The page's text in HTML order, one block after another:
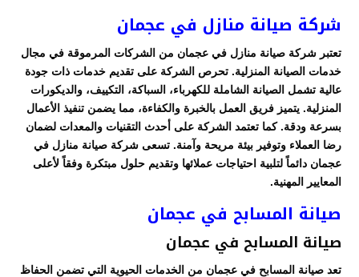
شركة صيانة منازل في عجمان
تعتبر شركة صيانة منازل في عجمان من الشركات المرموقة في مجال
خدمات الصيانة المنزلية. تحرص الشركة على تقديم خدمات ذات جودة
عالية تشمل الصيانة الشاملة للكهرباء، السباكة، التكييف، والديكورات
المنزلية. يتميز فريق العمل بالخبرة والكفاءة، مما يضمن تنفيذ الأعمال
بسرعة ودقة. كما تعتمد الشركة على أحدث التقنيات والمعدات لضمان
رضا العملاء وتوفير بيئة مريحة وآمنة. تسعى شركة صيانة منازل في
عجمان دائماً لتلبية احتياجات عملائها وتقديم حلول مبتكرة وفقاً لأعلى
المعايير المهنية.
صيانة المسابح في عجمان
صيانة المسابح في عجمان
تعد صيانة المسابح في عجمان من الخدمات الحيوية التي تضمن الحفاظ